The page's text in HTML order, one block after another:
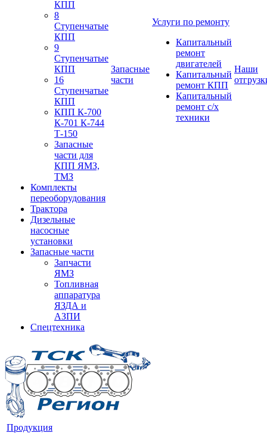
КПП
8
Ступенчатые
КПП
9
Ступенчатые
КПП
16
Ступенчатые
КПП
КПП К-700
К-701 К-744
Т-150
Запасные
части для
КПП ЯМЗ,
ТМЗ
Комплекты
переоборудования
Трактора
Дизельные
насосные
установки
Запасные части
Запчасти
ЯМЗ
Топливная
аппаратура
ЯЗДА и
АЗПИ
Спецтехника
Запасные
части
Услуги по ремонту
Капитальный
ремонт
двигателей
Капитальный
ремонт КПП
Капитальный
ремонт с/х
техники
Наши
Продукция